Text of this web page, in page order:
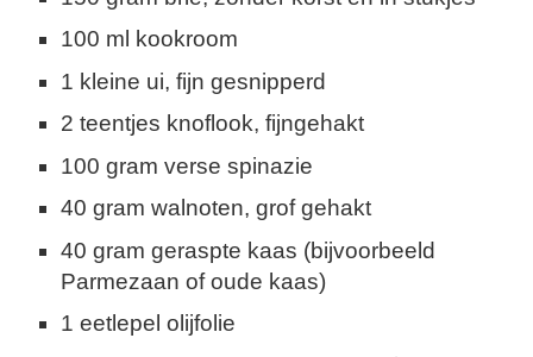
100 ml kookroom
1 kleine ui, fijn gesnipperd
2 teentjes knoflook, fijngehakt
100 gram verse spinazie
40 gram walnoten, grof gehakt
40 gram geraspte kaas (bijvoorbeeld
Parmezaan of oude kaas)
1 eetlepel olijfolie